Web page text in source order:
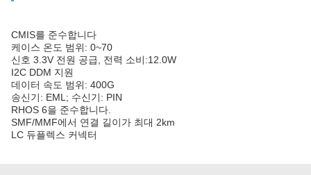
CMIS를 준수합니다
케이스 온도 범위: 0~70
신호 3.3V 전원 공급, 전력 소비:12.0W
I2C DDM 지원
데이터 속도 범위: 400G
송신기: EML; 수신기: PIN
RHOS 6을 준수합니다.
SMF/MMF에서 연결 길이가 최대 2km
LC 듀플렉스 커넥터